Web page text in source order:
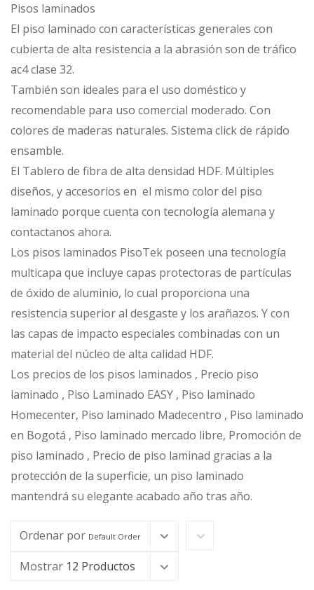
Pisos laminados
El piso laminado con características generales con
cubierta de alta resistencia a la abrasión son de tráfico
ac4 clase 32.
También son ideales para el uso doméstico y
recomendable para uso comercial moderado. Con
colores de maderas naturales. Sistema click de rápido
ensamble.
El Tablero de fibra de alta densidad HDF. Múltiples
diseños, y accesorios en el mismo color del piso
laminado porque cuenta con tecnología alemana y
contactanos ahora.
Los pisos laminados PisoTek poseen una tecnología
multicapa que incluye capas protectoras de partículas
de óxido de aluminio, lo cual proporciona una
resistencia superior al desgaste y los arañazos. Y con
las capas de impacto especiales combinadas con un
material del núcleo de alta calidad HDF.
Los precios de los pisos laminados , Precio piso
laminado , Piso Laminado EASY , Piso laminado
Homecenter, Piso laminado Madecentro , Piso laminado
en Bogotá , Piso laminado mercado libre, Promoción de
piso laminado , Precio de piso laminad gracias a la
protección de la superficie, un piso laminado
mantendrá su elegante acabado año tras año.
Ordenar por Default Order
Mostrar 12 Productos